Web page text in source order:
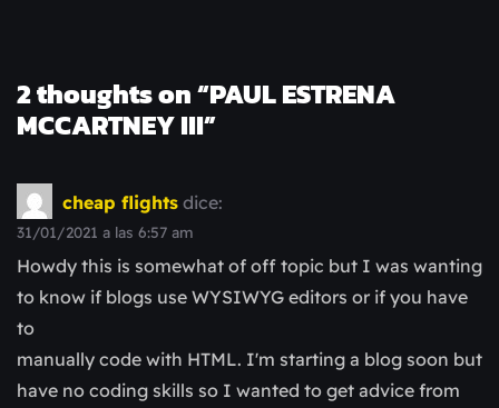
2 thoughts on “PAUL ESTRENA
MCCARTNEY III”
cheap flights dice:
31/01/2021 a las 6:57 am
Howdy this is somewhat of off topic but I was wanting
to know if blogs use WYSIWYG editors or if you have
to
manually code with HTML. I'm starting a blog soon but
have no coding skills so I wanted to get advice from